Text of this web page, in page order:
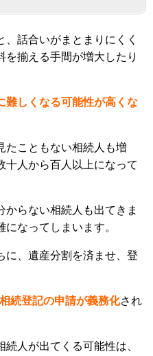
話合いがまとまりにくく
を揃える手間が増大したり
難しくなる可能性が高くな
たこともない相続人も増
十人から百人以上になって
からない相続人も出てきま
なってしまいます。
に、遺産分割を済ませ、登
続登記の申請が義務化され
人が出てくる可能性は、